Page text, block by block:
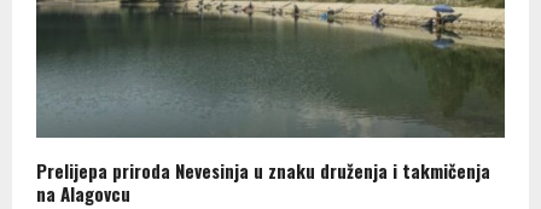
Prelijepa priroda Nevesinja u znaku druženja i takmičenja
na Alagovcu